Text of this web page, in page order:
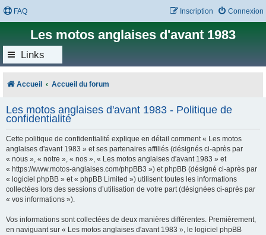
FAQ Connexion
Inscription
Les motos anglaises d'avant 1983
Links
Accueil Accueil du forum
Les motos anglaises d'avant 1983 - Politique de
confidentialité
Cette politique de confidentialité explique en détail comment « Les motos
anglaises d'avant 1983 » et ses partenaires affiliés (désignés ci-après par
« nous », « notre », « nos », « Les motos anglaises d'avant 1983 » et
« https://www.motos-anglaises.com/phpBB3 ») et phpBB (désigné ci-après par
« logiciel phpBB » et « phpBB Limited ») utilisent toutes les informations
collectées lors des sessions d’utilisation de votre part (désignées ci-après par
« vos informations »).
Vos informations sont collectées de deux manières différentes. Premièrement,
en naviguant sur « Les motos anglaises d'avant 1983 », le logiciel phpBB